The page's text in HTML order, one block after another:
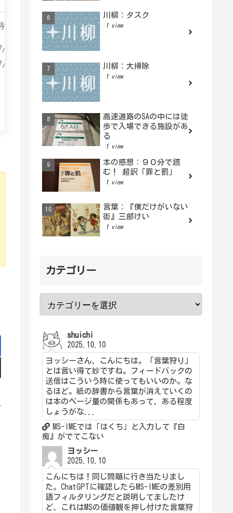
川柳：タスク
1 view
川柳：大掃除
1 view
高速道路のSAの中には徒
歩で入場できる施設があ
る
1 view
本の感想：９０分で読
む！ 超訳「罪と罰」
1 view
言葉：『僕だけがいない
街』三部けい
1 view
カテゴリー
shuichi
2025.10.10
ヨッシーさん、こんにちは。「言葉狩り」
とは言い得て妙ですね。フィードバックの
送信はこういう時に使ってもいいのか。な
るほど。紙の辞書から言葉が消えていくの
は本のページ量の関係もあって、ある程度
しょうがな...
MS-IMEでは「はくち」と入力して『白
痴』がでてこない
ヨッシー
2025.10.10
こんにちは！同じ問題に行き当たりまし
た。ChatGPTに確認したらMS-IMEの差別用
語フィルタリングだと説明してましたけ
ど、これはMSの価値観を押し付けた言葉狩